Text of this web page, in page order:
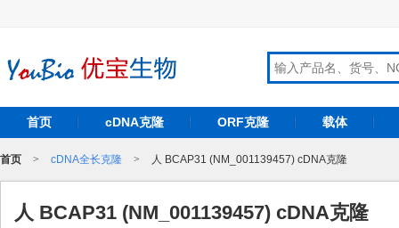
首页 cDNA克隆 ORF克隆 载体
首页 > cDNA全长克隆 > 人 BCAP31 (NM_001139457) cDNA克隆
人 BCAP31 (NM_001139457) cDNA克隆